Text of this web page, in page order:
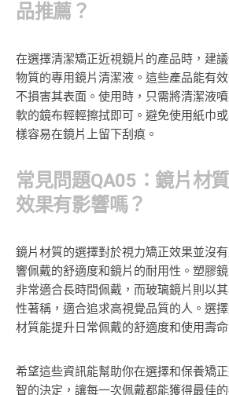
品推薦？
在選擇清潔矯正近視鏡片的產品時，建
物質的專用鏡片清潔液。這些產品能有
不損害其表面。使用時，只需將清潔液
軟的鏡布輕輕擦拭即可。避免使用紙巾
樣容易在鏡片上留下刮痕。
常見問題QA05：鏡片材
效果有影響嗎？
鏡片材質的選擇對於視力矯正效果並沒
響佩戴的舒適度和鏡片的耐用性。塑膠
非常適合長時間佩戴，而玻璃鏡片則以
性著稱，適合追求高視覺品質的人。選
材質能提升日常佩戴的舒適度和使用壽命
希望這些資訊能幫助你在選擇和保養矯
智的決定，讓每一次佩戴都能獲得最佳的